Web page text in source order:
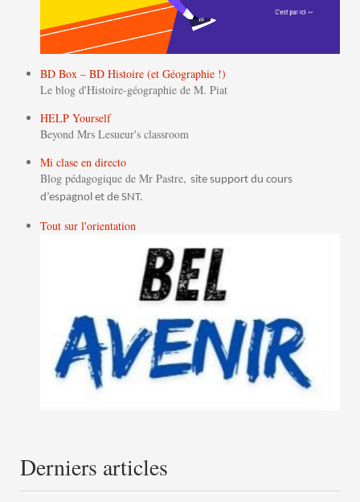
BD Box – BD Histoire (et Géographie !)
Le blog d'Histoire-géographie de M. Piat
HELP Yourself
Beyond Mrs Lesueur's classroom
Mi clase en directo
Blog pédagogique de Mr Pastre, site support du cours
d’espagnol et de SNT.
Tout sur l'orientation
Derniers articles